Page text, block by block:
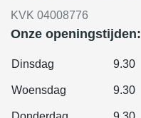
KVK 04008776
Onze openingstijden:
Dinsdag 9.30
Woensdag 9.30